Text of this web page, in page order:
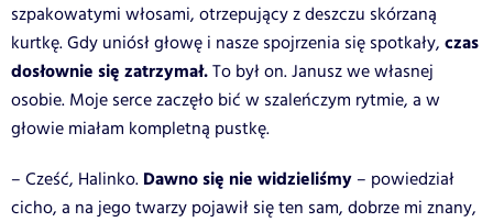
szpakowatymi włosami, otrzepujący z deszczu skórzaną
kurtkę. Gdy uniósł głowę i nasze spojrzenia się spotkały, czas
dosłownie się zatrzymał.To był on. Janusz we własnej
osobie. Moje serce zaczęło bić w szaleńczym rytmie, a w
głowie miałam kompletną pustkę.
– Cześć, Halinko. Dawno się nie widzieliśmy – powiedział
cicho, a na jego twarzy pojawił się ten sam, dobrze mi znany,